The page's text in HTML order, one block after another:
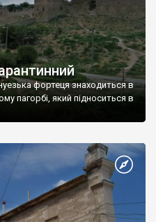
фортеця знаходиться в
пагорбі, який підноситься в